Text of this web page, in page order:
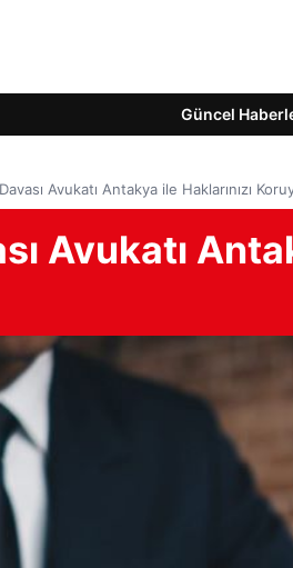
Güncel
Avukatı Antakya ile Haklarınızı
Avukatı